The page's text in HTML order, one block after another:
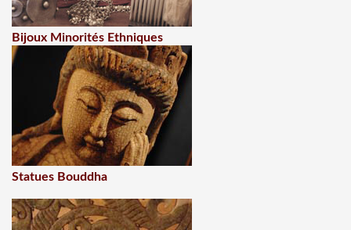
Bijoux Minorités Ethniques
Statues Bouddha